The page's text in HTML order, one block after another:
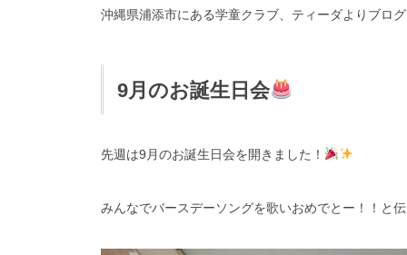
沖縄県浦添市にある学童クラブ、ティーダよりブロ
9月のお誕生日会
先週は9月のお誕生日会を開きました！
みんなでバースデーソングを歌いおめでとー！！と